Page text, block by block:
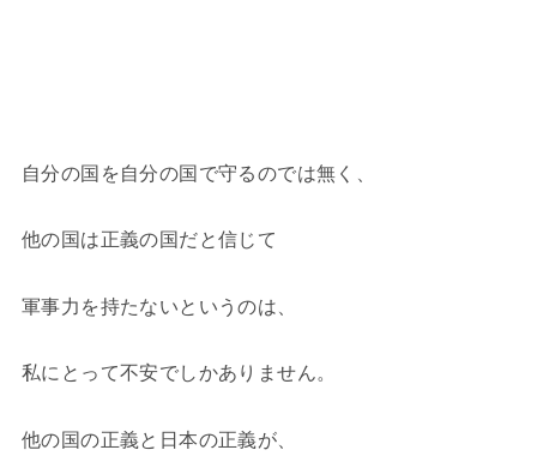
自分の国を自分の国で守るのでは無く、
他の国は正義の国だと信じて
軍事力を持たないというのは、
私にとって不安でしかありません。
他の国の正義と日本の正義が、